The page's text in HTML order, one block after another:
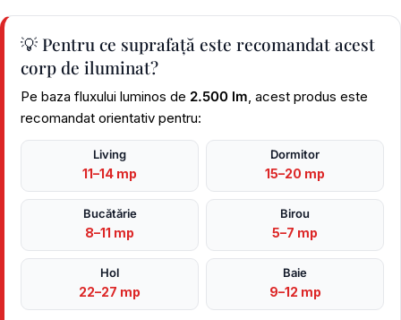
💡 Pentru ce suprafață este recomandat acest
corp de iluminat?
Pe baza fluxului luminos de 2.500 lm , acest produs este
recomandat orientativ pentru:
Living
11–14 mp
Dormitor
15–20 mp
Bucătărie
8–11 mp
Birou
5–7 mp
Hol
22–27 mp
Baie
9–12 mp